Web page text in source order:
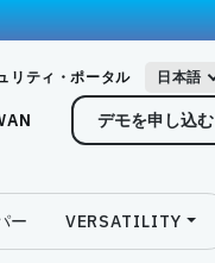
リティ・ポータル 日本語
デモを申し込む
ー VERSATILITY